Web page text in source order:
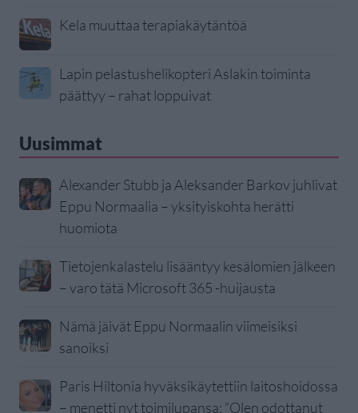
Kela muuttaa terapiakäytäntöä
Lapin pelastushelikopteri Aslakin toiminta
päättyy – rahat loppuivat
Uusimmat
Alexander Stubb ja Aleksander Barkov juhlivat
Eppu Normaalia – yksityiskohta herätti
huomiota
Tietojenkalastelu lisääntyy kesälomien jälkeen
– varo tätä Microsoft 365 -huijausta
Nämä jäivät Eppu Normaalin viimeisiksi
sanoiksi
Paris Hiltonia hyväksikäytettiin laitoshoidossa
– menetti nyt toimilupansa: ”Olen odottanut